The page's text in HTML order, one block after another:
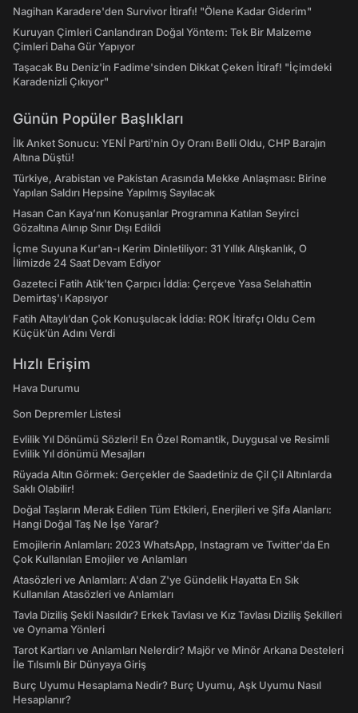
Nagihan Karadere'den Survivor İtirafı! "Ölene Kadar Giderim"
Kuruyan Çimleri Canlandıran Doğal Yöntem: Tek Bir Malzeme
Çimleri Daha Gür Yapıyor
Taşacak Bu Deniz'in Fadime'sinden Dikkat Çeken İtiraf! "İçimdeki
Karadenizli Çıkıyor"
Günün Popüler Başlıkları
İlk Anket Sonucu: YENİ Parti'nin Oy Oranı Belli Oldu, CHP Barajın
Altına Düştü!
Türkiye, Arabistan ve Pakistan Arasında Mekke Anlaşması: Birine
Yapılan Saldırı Hepsine Yapılmış Sayılacak
Hasan Can Kaya’nın Konuşanlar Programına Katılan Seyirci
Gözaltına Alınıp Sınır Dışı Edildi
İçme Suyuna Kur'an-ı Kerim Dinletiliyor: 31 Yıllık Alışkanlık, O
İlimizde 24 Saat Devam Ediyor
Gazeteci Fatih Atik'ten Çarpıcı İddia: Çerçeve Yasa Selahattin
Demirtaş'ı Kapsıyor
Fatih Altaylı’dan Çok Konuşulacak İddia: ROK İtirafçı Oldu Cem
Küçük’ün Adını Verdi
Hızlı Erişim
Hava Durumu
Son Depremler Listesi
Evlilik Yıl Dönümü Sözleri! En Özel Romantik, Duygusal ve Resimli
Evlilik Yıl dönümü Mesajları
Rüyada Altın Görmek: Gerçekler de Saadetiniz de Çil Çil Altınlarda
Saklı Olabilir!
Doğal Taşların Merak Edilen Tüm Etkileri, Enerjileri ve Şifa Alanları:
Hangi Doğal Taş Ne İşe Yarar?
Emojilerin Anlamları: 2023 WhatsApp, Instagram ve Twitter'da En
Çok Kullanılan Emojiler ve Anlamları
Atasözleri ve Anlamları: A'dan Z'ye Gündelik Hayatta En Sık
Kullanılan Atasözleri ve Anlamları
Tavla Diziliş Şekli Nasıldır? Erkek Tavlası ve Kız Tavlası Diziliş Şekilleri
ve Oynama Yönleri
Tarot Kartları ve Anlamları Nelerdir? Majör ve Minör Arkana Desteleri
İle Tılsımlı Bir Dünyaya Giriş
Burç Uyumu Hesaplama Nedir? Burç Uyumu, Aşk Uyumu Nasıl
Hesaplanır?